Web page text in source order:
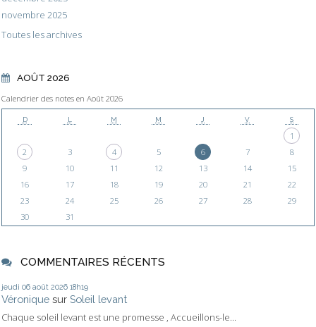
novembre 2025
Toutes les archives
AOÛT 2026
Calendrier des notes en Août 2026
D L M M J V S
1
2
3 4 5 6 7
8
9
10 11 12 13 14
15
16
17 18 19 20 21
22
23
24 25 26 27 28
29
30
31
COMMENTAIRES RÉCENTS
jeudi 06 août 2026 18h19
Véronique sur Soleil levant
Chaque soleil levant est une promesse , Accueillons-le...